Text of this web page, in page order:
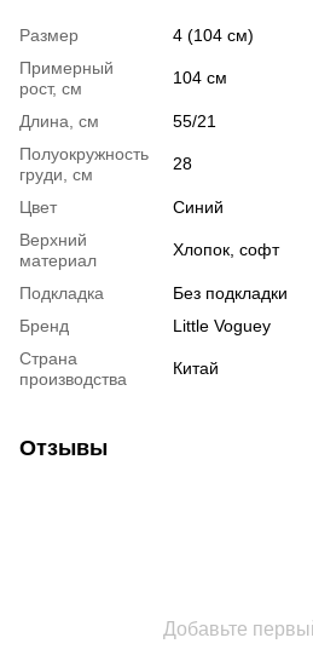
Размер
4 (104 см)
Примерный
рост, см
104 см
Длина, см
55/21
Полуокружность
груди, см
28
Цвет
Синий
Верхний
материал
Хлопок, софт
Подкладка
Без подкладки
Бренд
Little Voguey
Страна
производства
Китай
Отзывы
Добавьте